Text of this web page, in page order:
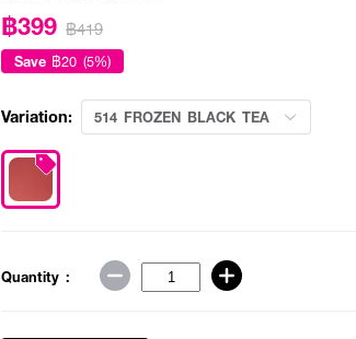
฿399 ฿419
Save ฿20 (5%)
Variation: 514 FROZEN BLACK TEA
Quantity :